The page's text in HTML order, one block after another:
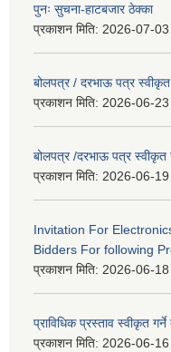
पुनः सुचना-हाटबजार ठेक्का
प्रकाशन मिति: 2026-07-03
बोलपत्र / दरभाऊ पत्र
प्रकाशन मिति: 2026-06-23
बोलपत्र /दरभाऊ पत्र
प्रकाशन मिति: 2026-06-19
Invitation For
Bidders For following
प्रकाशन मिति: 2026-06-18
प्राविधिक प्रस्ताव स्वीकृत
प्रकाशन मिति: 2026-06-16